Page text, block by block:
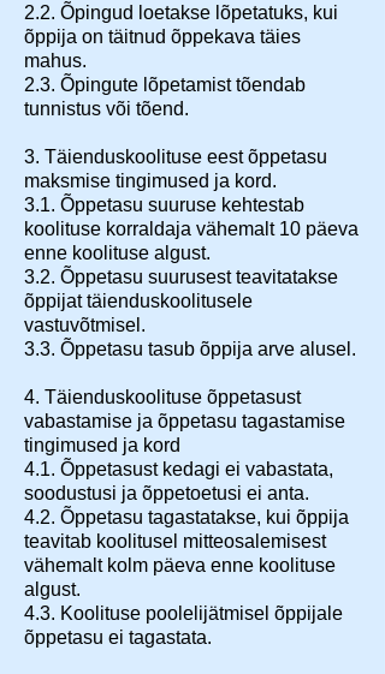
2.2. Õpingud loetakse lõpetatuks, kui
õppija on täitnud õppekava täies
mahus.
2.3. Õpingute lõpetamist tõendab
tunnistus või tõend.
3. Täienduskoolituse eest õppetasu
maksmise tingimused ja kord.
3.1. Õppetasu suuruse kehtestab
koolituse korraldaja vähemalt 10 päeva
enne koolituse algust.
3.2. Õppetasu suurusest teavitatakse
õppijat täienduskoolitusele
vastuvõtmisel.
3.3. Õppetasu tasub õppija arve alusel.
4. Täienduskoolituse õppetasust
vabastamise ja õppetasu tagastamise
tingimused ja kord
4.1. Õppetasust kedagi ei vabastata,
soodustusi ja õppetoetusi ei anta.
4.2. Õppetasu tagastatakse, kui õppija
teavitab koolitusel mitteosalemisest
vähemalt kolm päeva enne koolituse
algust.
4.3. Koolituse poolelijätmisel õppijale
õppetasu ei tagastata.